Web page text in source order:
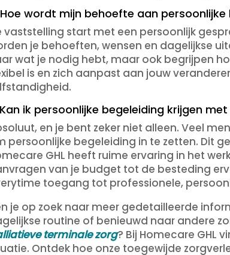
wordt mijn behoefte aan
vaststelling start met een persoonlijk
je behoeften, wensen en dagelijkse
wat je nodig hebt, maar ook begrijpen
is en zich aanpast aan jouw
ik persoonlijke begeleiding krijgen
en je bent zeker niet alleen. Veel
persoonlijke begeleiding in te zetten. Dit
GHL heeft ruime ervaring in het
van je budget tot de besteding
toegang tot professionele,
je op zoek naar meer gedetailleerde
routine of benieuwd naar andere
terminale zorg? Bij Homecare GHL
Ontdek hoe onze toegewijde